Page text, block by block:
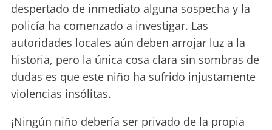
despertado de inmediato alguna sospecha y la
policía ha comenzado a investigar. Las
autoridades locales aún deben arrojar luz a la
historia, pero la única cosa clara sin sombras de
dudas es que este niño ha sufrido injustamente
violencias insólitas.
¡Ningún niño debería ser privado de la propia